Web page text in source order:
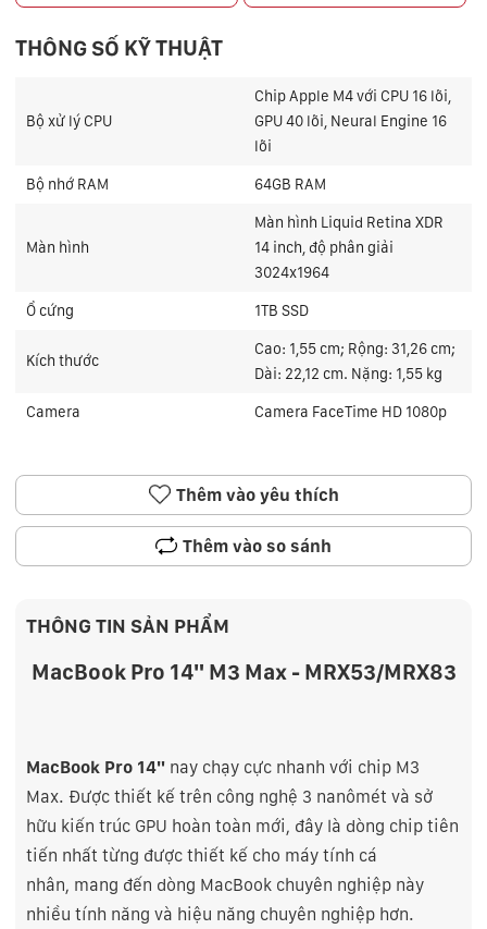
THÔNG SỐ KỸ THUẬT
Bộ xử lý CPU
Chip Apple M4 với CPU 16 lõi,
GPU 40 lõi, Neural Engine 16
lõi
Bộ nhớ RAM 64GB RAM
Màn hình
Màn hình Liquid Retina XDR
14 inch, độ phân giải
3024x1964
Ổ cứng 1TB SSD
Kích thước
Cao: 1,55 cm; Rộng: 31,26 cm;
Dài: 22,12 cm. Nặng: 1,55 kg
Camera Camera FaceTime HD 1080p
Thêm vào yêu thích
Thêm vào so sánh
THÔNG TIN SẢN PHẨM
MacBook Pro 14" M3 Max - MRX53/MRX83
MacBook Pro 14" nay chạy cực nhanh với chip M3
Max. Được thiết kế trên công nghệ 3 nanômét và sở
hữu kiến trúc GPU hoàn toàn mới, đây là dòng chip tiên
tiến nhất từng được thiết kế cho máy tính cá
nhân, mang đến dòng MacBook chuyên nghiệp này
nhiều tính năng và hiệu năng chuyên nghiệp hơn.